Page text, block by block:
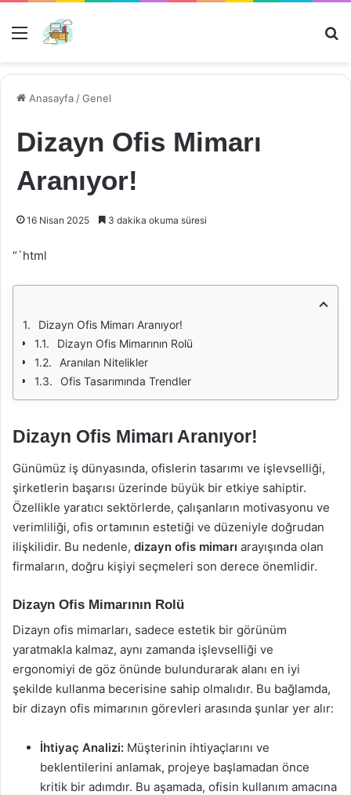
Menü
Anasayfa /Genel
Dizayn Ofis Mimarı
Aranıyor!
16 Nisan 2025 3 dakika okuma süresi
“`html
Dizayn Ofis Mimarı Aranıyor!
Dizayn Ofis Mimarının Rolü
Aranılan Nitelikler
Ofis Tasarımında Trendler
Dizayn Ofis Mimarı Aranıyor!
Günümüz iş dünyasında, ofislerin tasarımı ve işlevselliği,
şirketlerin başarısı üzerinde büyük bir etkiye sahiptir.
Özellikle yaratıcı sektörlerde, çalışanların motivasyonu ve
verimliliği, ofis ortamının estetiği ve düzeniyle doğrudan
ilişkilidir. Bu nedenle, dizayn ofis mimarı arayışında olan
firmaların, doğru kişiyi seçmeleri son derece önemlidir.
Dizayn Ofis Mimarının Rolü
Dizayn ofis mimarları, sadece estetik bir görünüm
yaratmakla kalmaz, aynı zamanda işlevselliği ve
ergonomiyi de göz önünde bulundurarak alanı en iyi
şekilde kullanma becerisine sahip olmalıdır. Bu bağlamda,
bir dizayn ofis mimarının görevleri arasında şunlar yer alır:
İhtiyaç Analizi: Müşterinin ihtiyaçlarını ve
beklentilerini anlamak, projeye başlamadan önce
kritik bir adımdır. Bu aşamada, ofisin kullanım amacına